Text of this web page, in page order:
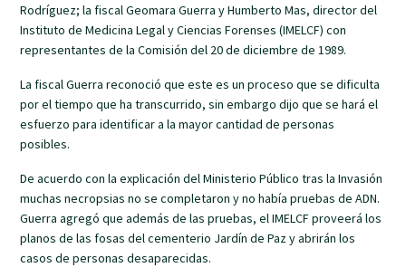
Rodríguez; la fiscal Geomara Guerra y Humberto Mas, director del
Instituto de Medicina Legal y Ciencias Forenses (IMELCF) con
representantes de la Comisión del 20 de diciembre de 1989.
La fiscal Guerra reconoció que este es un proceso que se dificulta
por el tiempo que ha transcurrido, sin embargo dijo que se hará el
esfuerzo para identificar a la mayor cantidad de personas
posibles.
De acuerdo con la explicación del Ministerio Público tras la Invasión
muchas necropsias no se completaron y no había pruebas de ADN.
Guerra agregó que además de las pruebas, el IMELCF proveerá los
planos de las fosas del cementerio Jardín de Paz y abrirán los
casos de personas desaparecidas.